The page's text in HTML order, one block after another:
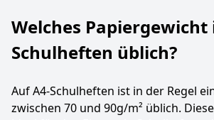
Welches Papiergewicht
Schulheften üblich?
Auf A4-Schulheften ist in der Regel
zwischen 70 und 90g/m² üblich.